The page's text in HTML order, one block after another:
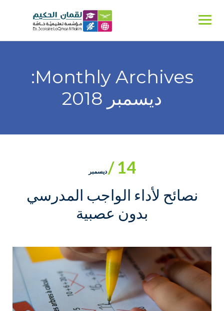
Monthly Archives:
ديسمبر 2018
14 / ديسمبر
نصائح لأداء الواجب المدرسي
بدون عصبية